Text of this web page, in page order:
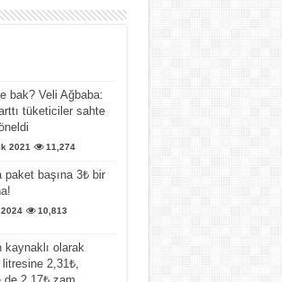
bak? Veli Ağbaba:
tüketiciler sahte
2021 11,274
paket başına 3₺ bir
10,813
kaynaklı olarak
litresine 2,31₺,